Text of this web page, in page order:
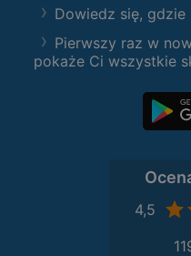
Dowiedz się,
Pierwszy raz w
pokaże Ci wszystkie
4,5